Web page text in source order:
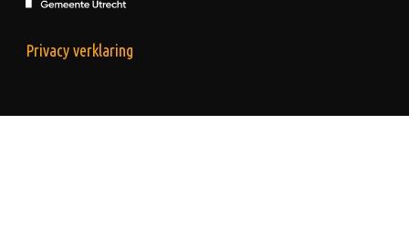
Privacy verklaring